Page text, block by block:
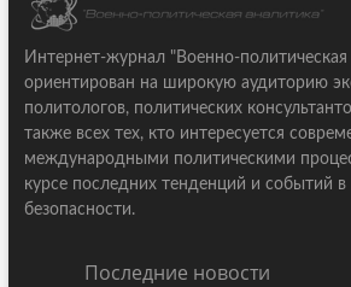
Интернет-журнал "Военно-политическая
ориентирован на широкую аудиторию
политологов, политических
также всех тех, кто интересуется
международными политическими
курсе последних тенденций и событий
безопасности.
Последние новости